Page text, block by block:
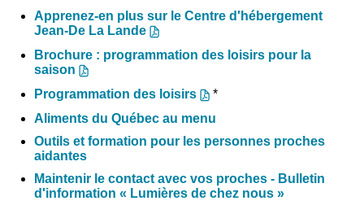
Apprenez-en plus sur le Centre d'hébergement
Jean-De La Lande
Brochure : programmation des loisirs pour la
saison
Programmation des loisirs
*
Aliments du Québec au menu
Outils et formation pour les personnes proches
aidantes
Maintenir le contact avec vos proches - Bulletin
d'information « Lumières de chez nous »